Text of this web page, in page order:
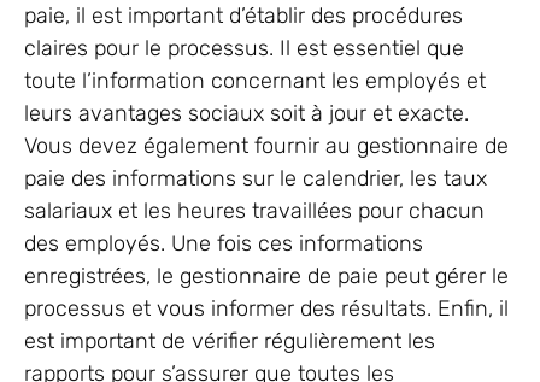
paie, il est important d’établir des procédures
claires pour le processus. Il est essentiel que
toute l’information concernant les employés et
leurs avantages sociaux soit à jour et exacte.
Vous devez également fournir au gestionnaire de
paie des informations sur le calendrier, les taux
salariaux et les heures travaillées pour chacun
des employés. Une fois ces informations
enregistrées, le gestionnaire de paie peut gérer le
processus et vous informer des résultats. Enfin, il
est important de vérifier régulièrement les
rapports pour s’assurer que toutes les